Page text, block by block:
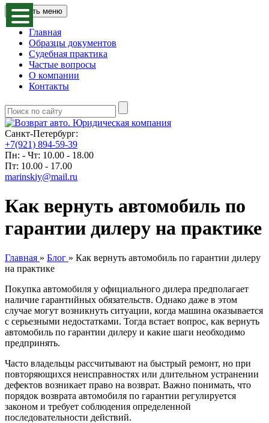
Открыть меню
Главная
Образцы документов
Судебная практика
Частые вопросы
О компании
Контакты
Санкт-Петербург:
+7(921) 894-59-39
Пн: - Чт: 10.00 - 18.00
Пт: 10.00 - 17.00
marinskiy@mail.ru
Как вернуть автомобиль по
гарантии дилеру на практике
Главная » Блог » Как вернуть автомобиль по гарантии дилеру
на практике
Покупка автомобиля у официального дилера предполагает
наличие гарантийных обязательств. Однако даже в этом
случае могут возникнуть ситуации, когда машина оказывается
с серьезными недостатками. Тогда встает вопрос, как вернуть
автомобиль по гарантии дилеру и какие шаги необходимо
предпринять.
Часто владельцы рассчитывают на быстрый ремонт, но при
повторяющихся неисправностях или длительном устранении
дефектов возникает право на возврат. Важно понимать, что
порядок возврата автомобиля по гарантии регулируется
законом и требует соблюдения определенной
последовательности действий.